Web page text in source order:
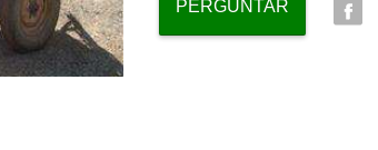
PERGUNTAR